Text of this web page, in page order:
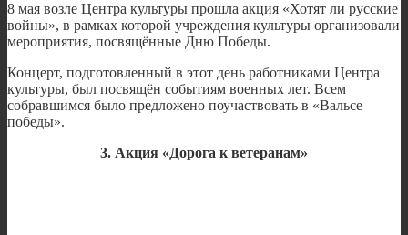
8 мая возле Центра культуры прошла акция «Хотят ли русские
войны», в рамках которой учреждения культуры организовали
мероприятия, посвящённые Дню Победы.
Концерт, подготовленный в этот день работниками Центра
культуры, был посвящён событиям военных лет. Всем
собравшимся было предложено поучаствовать в «Вальсе
победы».
3. Акция «Дорога к ветеранам»